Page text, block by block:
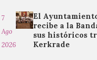
7
Ago
2026
El
recibe a la
sus históricos
Kerkrade